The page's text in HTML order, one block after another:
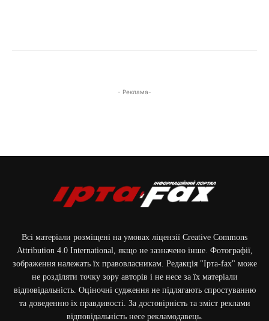
- Реклама-
Всі матеріали розміщені на умовах ліцензії Creative Commons
Attribution 4.0 International, якщо не зазначено інше. Фотографії,
зображення належать їх правовласникам. Редакція "Ірта-fax" може
не розділяти точку зору авторів і не несе за їх матеріали
відповідальність. Оціночні судження не підлягають спростуванню
та доведенню їх правдивості. За достовірність та зміст реклами
відповідальність несе рекламодавець.